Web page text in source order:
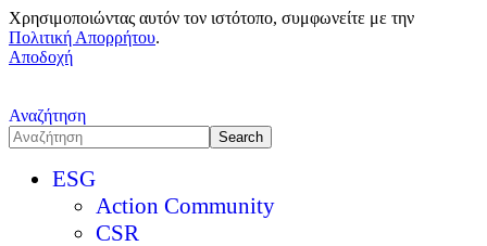
Χρησιμοποιώντας αυτόν τον ιστότοπο, συμφωνείτε με την
Πολιτική Απορρήτου.
Αποδοχή
Αναζήτηση
ESG
Action Community
CSR